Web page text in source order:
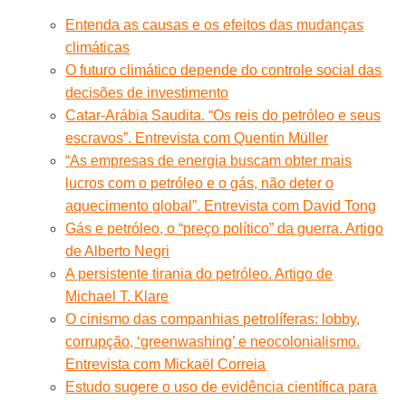
Entenda as causas e os efeitos das mudanças
climáticas
O futuro climático depende do controle social das
decisões de investimento
Catar-Arábia Saudita. “Os reis do petróleo e seus
escravos”. Entrevista com Quentin Müller
“As empresas de energia buscam obter mais
lucros com o petróleo e o gás, não deter o
aquecimento global”. Entrevista com David Tong
Gás e petróleo, o “preço político” da guerra. Artigo
de Alberto Negri
A persistente tirania do petróleo. Artigo de
Michael T. Klare
O cinismo das companhias petrolíferas: lobby,
corrupção, ‘greenwashing’ e neocolonialismo.
Entrevista com Mickaël Correia
Estudo sugere o uso de evidência científica para